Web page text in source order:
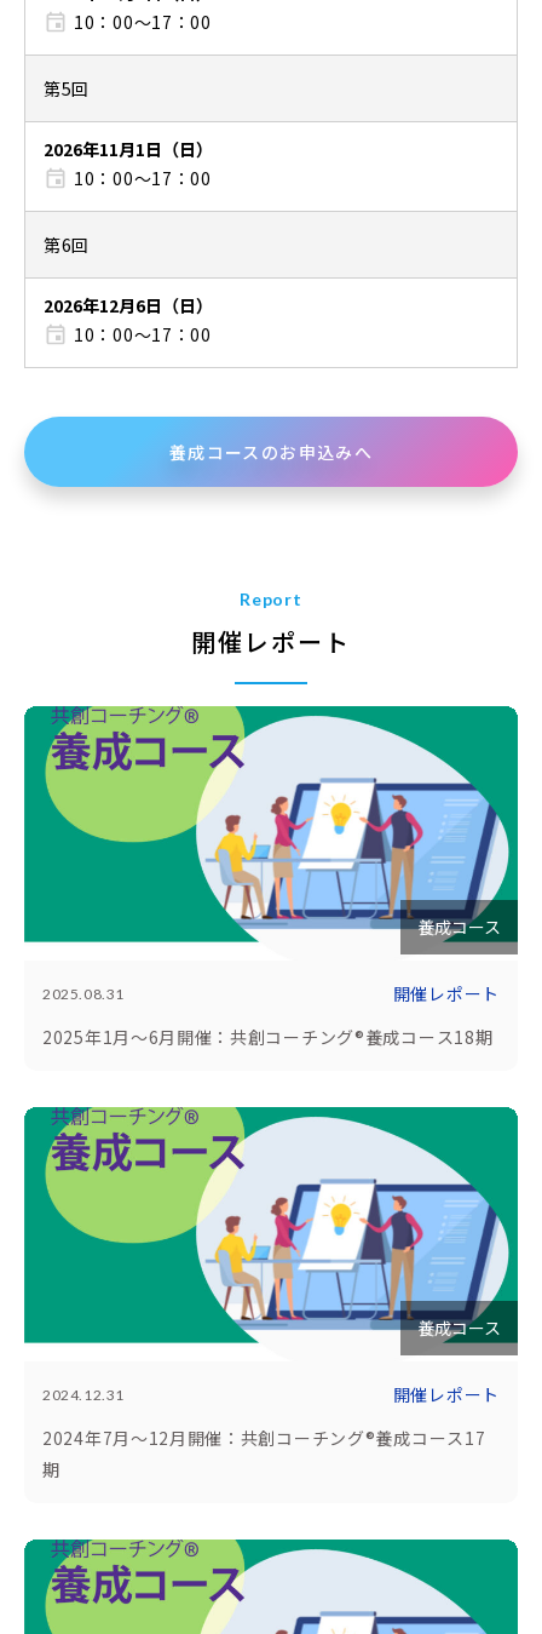
10：00〜17：00
第5回
2026年11月1日（日）
10：00〜17：00
第6回
2026年12月6日（日）
10：00〜17：00
養成コースのお申込みへ
Report
開催レポート
養成コース
2025.08.31
開催レポート
2025年1月～6月開催：共創コーチング®養成コース18期
養成コース
2024.12.31
開催レポート
2024年7月～12月開催：共創コーチング®養成コース17
期